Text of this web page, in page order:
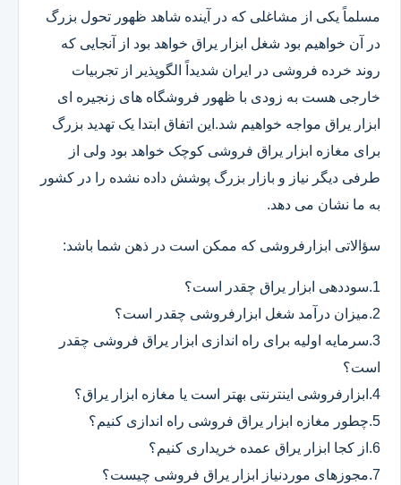
مسلماً یکی از مشاغلی که در آینده شاهد ظهور تحول بزرگ
در آن خواهیم بود شغل ابزار یراق خواهد بود از آنجایی که
روند خرده فروشی در ایران شدیداً الگوپذیر از تجربیات
خارجی هست به زودی با ظهور فروشگاه های زنجیره ای
ابزار یراق مواجه خواهیم شد.این اتفاق ابتدا یک تهدید بزرگ
برای مغازه ابزار یراق فروشی کوچک خواهد بود ولی از
طرفی دیگر نیاز و بازار بزرگ پوشش داده نشده را در کشور
به ما نشان می دهد.
سؤالاتی ابزارفروشی که ممکن است در ذهن شما باشد:
1.سوددهی ابزار یراق چقدر است؟
2.میزان درآمد شغل ابزارفروشی چقدر است؟
3.سرمایه اولیه برای راه اندازی ابزار یراق فروشی چقدر
است؟
4.ابزارفروشی اینترنتی بهتر است یا مغازه ابزار یراق؟
5.چطور مغازه ابزار یراق فروشی راه اندازی کنیم؟
6.از کجا ابزار یراق عمده خریداری کنیم؟
7.مجوزهای موردنیاز ابزار یراق فروشی چیست؟